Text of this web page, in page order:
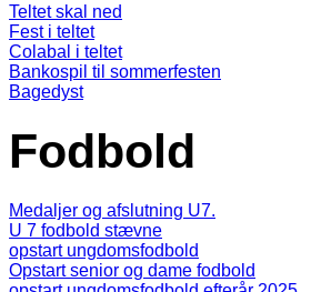
Teltet skal ned
Fest i teltet
Colabal i teltet
Bankospil til sommerfesten
Bagedyst
Fodbold
Medaljer og afslutning U7.
U 7 fodbold stævne
opstart ungdomsfodbold
Opstart senior og dame fodbold